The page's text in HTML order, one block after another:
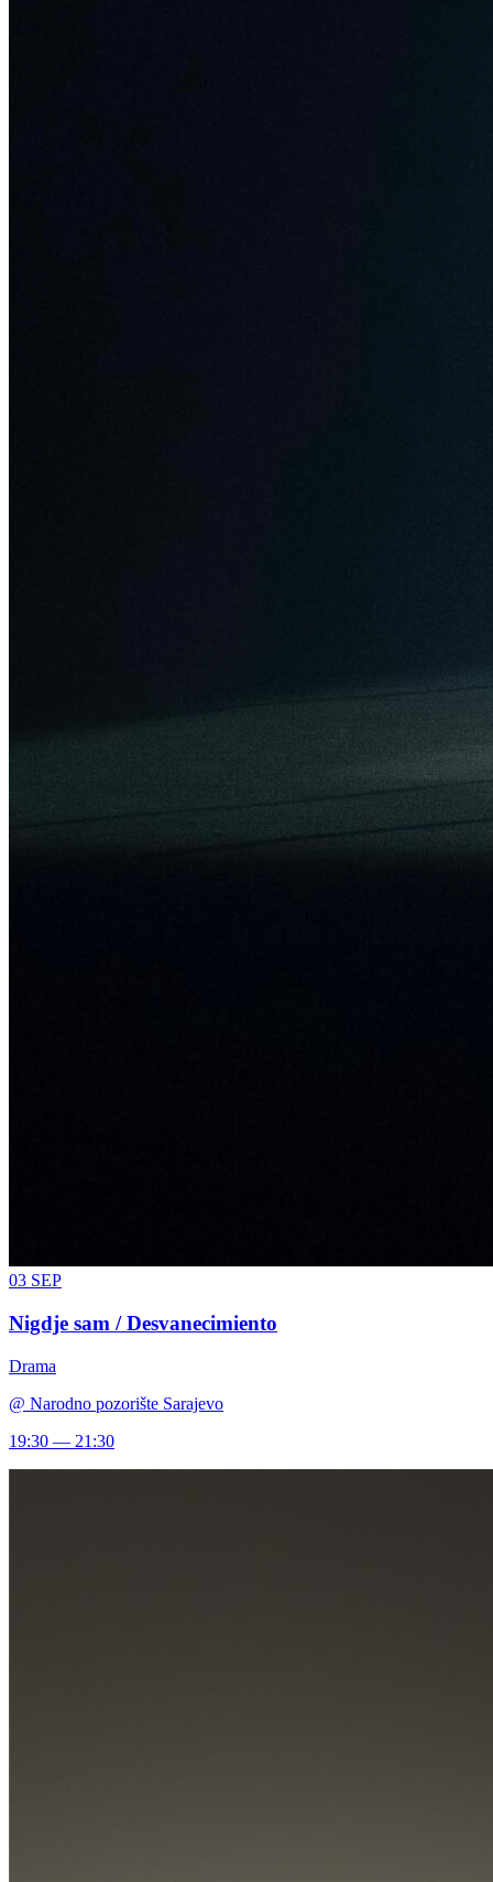
03 SEP
Nigdje sam / Desvanecimiento
Drama
@ Narodno pozorište Sarajevo
19:30 — 21:30